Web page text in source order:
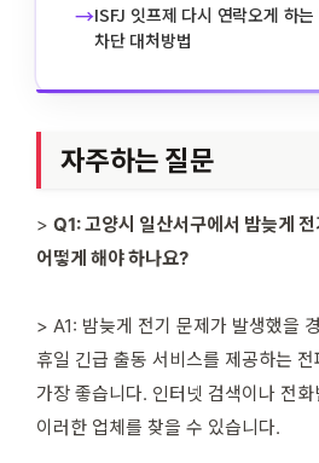
→ISFJ 잇프제 다시 연락오게 하
차단 대처방법
자주하는 질문
> Q1: 고양시 일산서구에서 밤늦게
어떻게 해야 하나요?
> A1: 밤늦게 전기 문제가 발생했을
휴일 긴급 출동 서비스를 제공하는 전
가장 좋습니다. 인터넷 검색이나 전
이러한 업체를 찾을 수 있습니다.